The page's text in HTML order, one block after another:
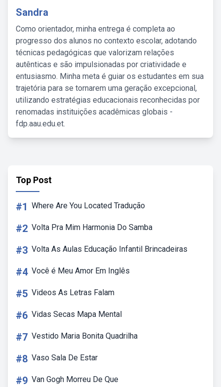
Sandra
Como orientador, minha entrega é completa ao
progresso dos alunos no contexto escolar, adotando
técnicas pedagógicas que valorizam relações
autênticas e são impulsionadas por criatividade e
entusiasmo. Minha meta é guiar os estudantes em sua
trajetória para se tornarem uma geração excepcional,
utilizando estratégias educacionais reconhecidas por
renomadas instituições acadêmicas globais -
fdp.aau.edu.et.
Top Post
#1 Where Are You Located Tradução
#2 Volta Pra Mim Harmonia Do Samba
#3 Volta As Aulas Educação Infantil Brincadeiras
#4 Você é Meu Amor Em Inglês
#5 Videos As Letras Falam
#6 Vidas Secas Mapa Mental
#7 Vestido Maria Bonita Quadrilha
#8 Vaso Sala De Estar
#9 Van Gogh Morreu De Que